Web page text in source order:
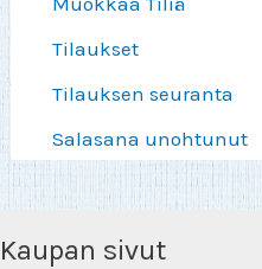
Tilaukset
Tilauksen seuranta
Salasana unohtunut
Kaupan sivut